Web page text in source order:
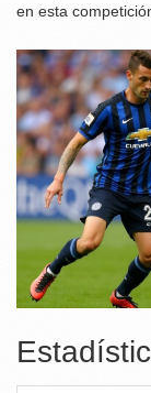
en esta